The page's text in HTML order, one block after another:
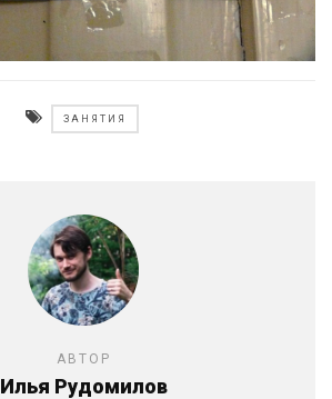
ЗАНЯТИЯ
АВТОР
Илья Рудомилов